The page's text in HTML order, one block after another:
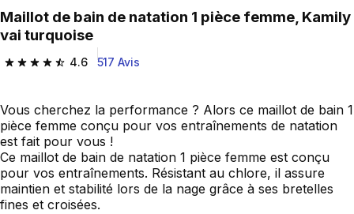
Maillot de bain de natation 1 pièce femme, Kamily
vai turquoise
4.6
4.6 out of 5 stars from 517 reviews
517 Avis
Vous cherchez la performance ? Alors ce maillot de bain 1
pièce femme conçu pour vos entraînements de natation
est fait pour vous !
Ce maillot de bain de natation 1 pièce femme est conçu
pour vos entraînements. Résistant au chlore, il assure
maintien et stabilité lors de la nage grâce à ses bretelles
fines et croisées.